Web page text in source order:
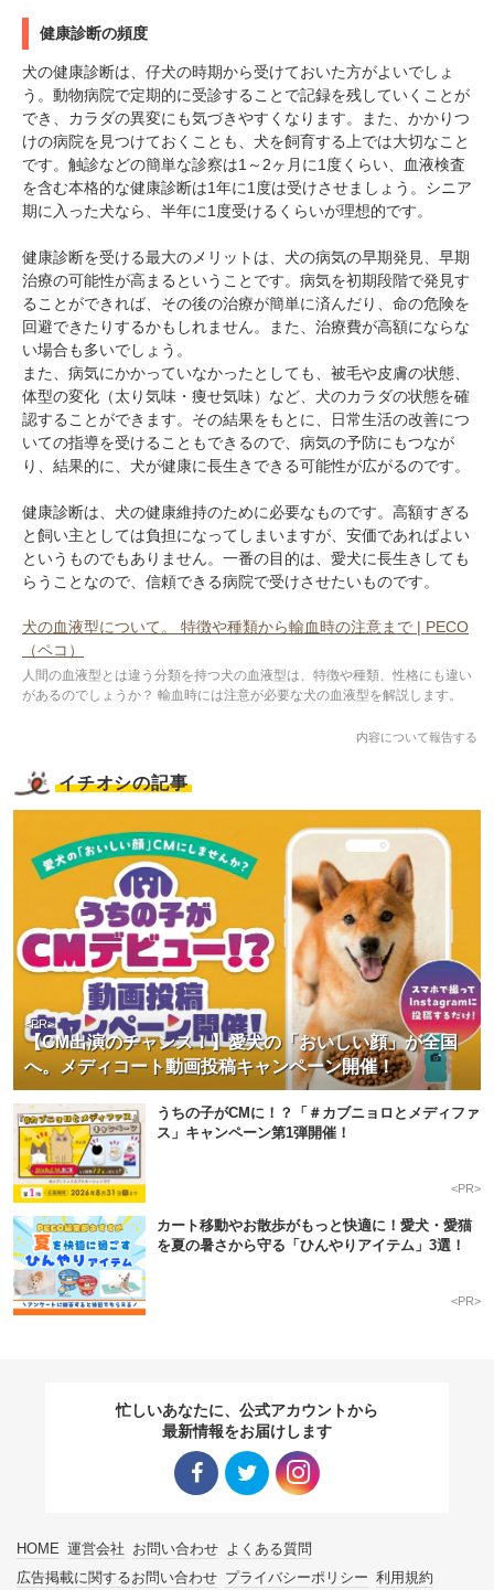
健康診断の頻度
犬の健康診断は、仔犬の時期から受けておいた方がよいでしょ
う。動物病院で定期的に受診することで記録を残していくことが
でき、カラダの異変にも気づきやすくなります。また、かかりつ
けの病院を見つけておくことも、犬を飼育する上では大切なこと
です。触診などの簡単な診察は1～2ヶ月に1度くらい、血液検査
を含む本格的な健康診断は1年に1度は受けさせましょう。シニア
期に入った犬なら、半年に1度受けるくらいが理想的です。
健康診断を受ける最大のメリットは、犬の病気の早期発見、早期
治療の可能性が高まるということです。病気を初期段階で発見す
ることができれば、その後の治療が簡単に済んだり、命の危険を
回避できたりするかもしれません。また、治療費が高額にならな
い場合も多いでしょう。
また、病気にかかっていなかったとしても、被毛や皮膚の状態、
体型の変化（太り気味・痩せ気味）など、犬のカラダの状態を確
認することができます。その結果をもとに、日常生活の改善につ
いての指導を受けることもできるので、病気の予防にもつなが
り、結果的に、犬が健康に長生きできる可能性が広がるのです。
健康診断は、犬の健康維持のために必要なものです。高額すぎる
と飼い主としては負担になってしまいますが、安価であればよい
というものでもありません。一番の目的は、愛犬に長生きしても
らうことなので、信頼できる病院で受けさせたいものです。
犬の血液型について。 特徴や種類から輸血時の注意まで | PECO
（ペコ）
人間の血液型とは違う分類を持つ犬の血液型は、特徴や種類、性格にも違い
があるのでしょうか？ 輸血時には注意が必要な犬の血液型を解説します。
内容について報告する
イチオシの記事
【CM出演のチャンス！】愛犬の「おいしい顔」が全国
へ。メディコート動画投稿キャンペーン開催！
<PR>
うちの子がCMに！？「＃カブニョロとメディファ
ス」キャンペーン第1弾開催！
<PR>
カート移動やお散歩がもっと快適に！愛犬・愛猫
を夏の暑さから守る「ひんやりアイテム」3選！
<PR>
忙しいあなたに、公式アカウントから
最新情報をお届けします
HOME 運営会社 お問い合わせ よくある質問
広告掲載に関するお問い合わせ プライバシーポリシー 利用規約